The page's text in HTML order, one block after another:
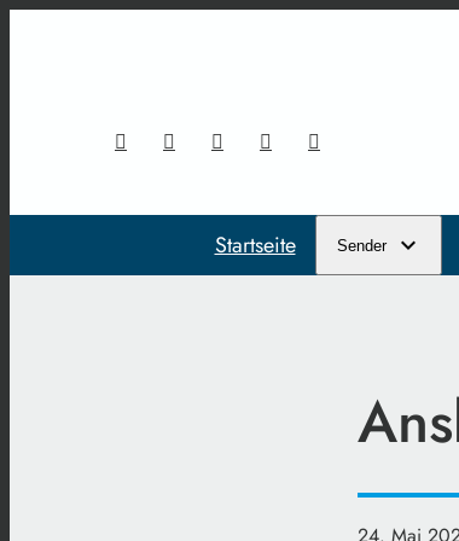
Startseite Sender